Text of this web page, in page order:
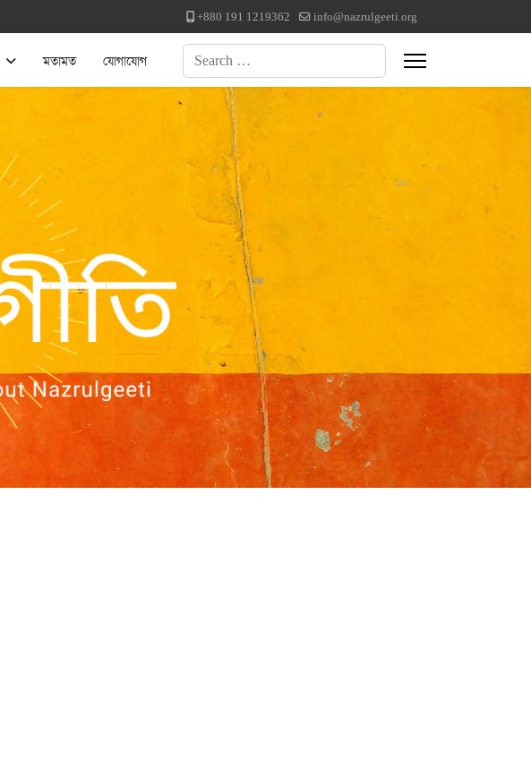
+880 191 1219362 info@nazrulgeeti.org
মতামত যোগাযোগ Search